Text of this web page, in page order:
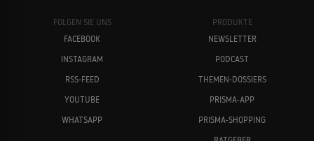
FOLGEN SIE UNS
FACEBOOK
INSTAGRAM
RSS-FEED
YOUTUBE
WHATSAPP
PRODUKTE
NEWSLETTER
PODCAST
THEMEN-DOSSIERS
PRISMA-APP
PRISMA-SHOPPING